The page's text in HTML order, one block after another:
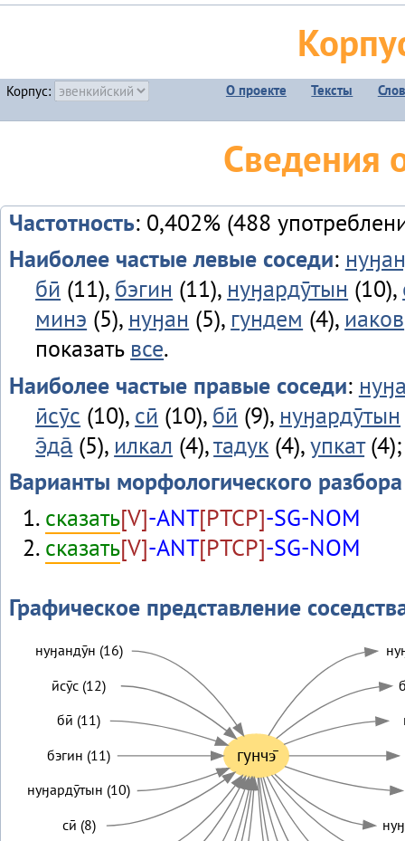
Корпус: О проекте Тексты
Сведения
Частотность: 0,402% (488
Наиболее частые левые соседи:
бӣ (11), бэгин (11), нуӈардӯтын (10),
минэ (5), нуӈан (5), гундем (4), иаков
показать все.
Наиболее частые правые соседи:
ӣсӯс (10), сӣ (10), бӣ (9), нуӈардӯтын
э̄да̄(5), илкал (4),тадук (4),упкат(4);
Варианты морфологического разбора
сказать[V]-ANT[PTCP]-SG-NOM
сказать[V]-ANT[PTCP]-SG-NOM
Графическое представление
гунчэ̄
нуӈандӯн (16)
ӣсӯс (12)
бӣ (11)
бэгин (11)
нуӈардӯтын (10)
сӣ (8)